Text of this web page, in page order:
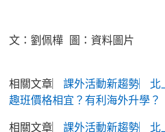
文：劉佩樺 圖：資料圖片
相關文章︳ 課外活動新趨勢︳北
趣班價格相宜？有利海外升學？
相關文章︳ 課外活動新趨勢︳北